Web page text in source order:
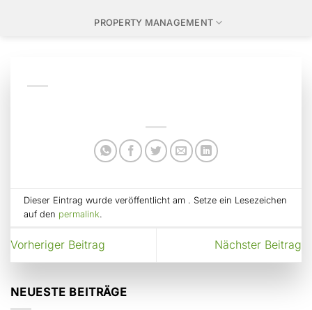
PROPERTY MANAGEMENT
Dieser Eintrag wurde veröffentlicht am . Setze ein Lesezeichen
auf den permalink.
Vorheriger Beitrag Nächster Beitrag
NEUESTE BEITRÄGE